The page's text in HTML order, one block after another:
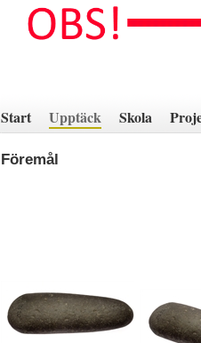
innehåll
Start Upptäck Skola
Föremål